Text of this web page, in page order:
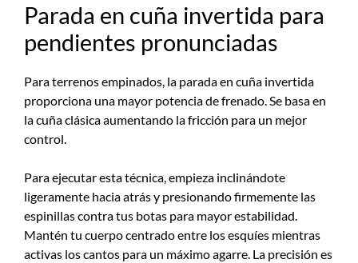
Parada en cuña invertida para
pendientes pronunciadas
Para terrenos empinados, la parada en cuña invertida
proporciona una mayor potencia de frenado. Se basa en
la cuña clásica aumentando la fricción para un mejor
control.
Para ejecutar esta técnica, empieza inclinándote
ligeramente hacia atrás y presionando firmemente las
espinillas contra tus botas para mayor estabilidad.
Mantén tu cuerpo centrado entre los esquíes mientras
activas los cantos para un máximo agarre. La precisión es